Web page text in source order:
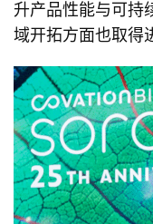
升产品性能与可持
域开拓方面也取得